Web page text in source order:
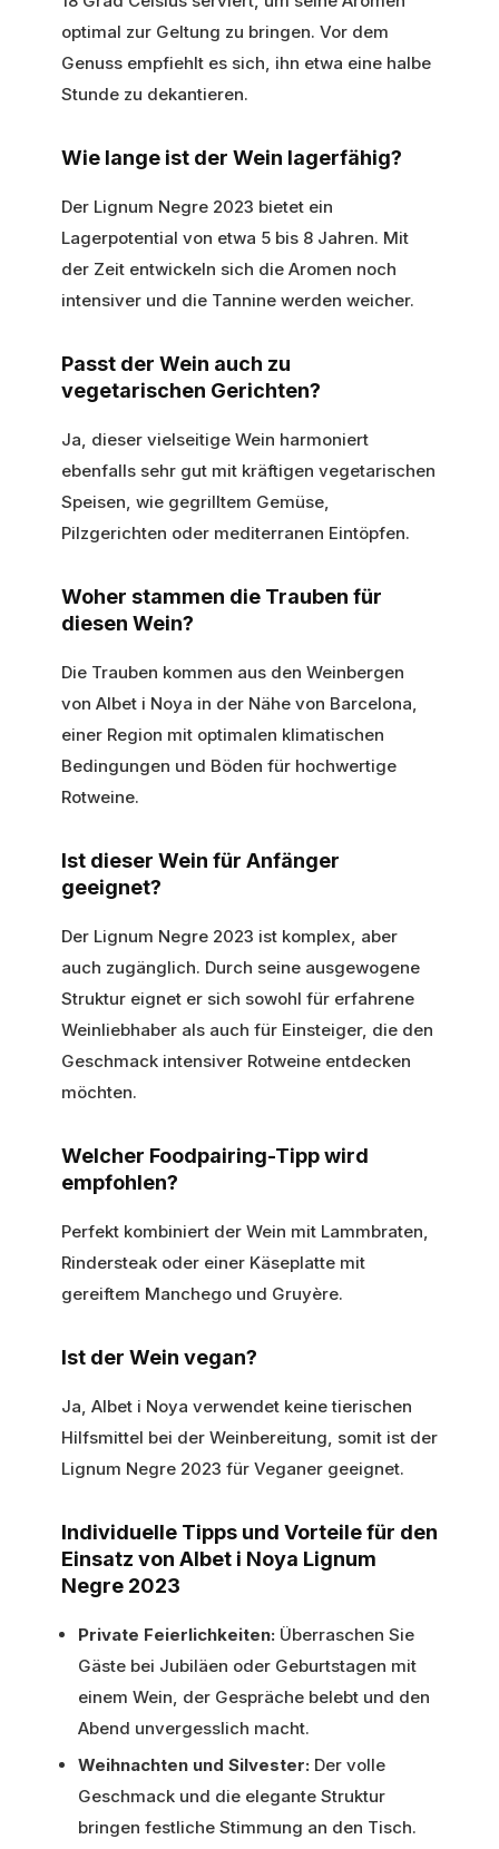
optimal zur Geltung zu bringen. Vor dem
Genuss empfiehlt es sich, ihn etwa eine halbe
Stunde zu dekantieren.
Wie lange ist der Wein lagerfähig?
Der Lignum Negre 2023 bietet ein
Lagerpotential von etwa 5 bis 8 Jahren. Mit
der Zeit entwickeln sich die Aromen noch
intensiver und die Tannine werden weicher.
Passt der Wein auch zu
vegetarischen Gerichten?
Ja, dieser vielseitige Wein harmoniert
ebenfalls sehr gut mit kräftigen vegetarischen
Speisen, wie gegrilltem Gemüse,
Pilzgerichten oder mediterranen Eintöpfen.
Woher stammen die Trauben für
diesen Wein?
Die Trauben kommen aus den Weinbergen
von Albet i Noya in der Nähe von Barcelona,
einer Region mit optimalen klimatischen
Bedingungen und Böden für hochwertige
Rotweine.
Ist dieser Wein für Anfänger
geeignet?
Der Lignum Negre 2023 ist komplex, aber
auch zugänglich. Durch seine ausgewogene
Struktur eignet er sich sowohl für erfahrene
Weinliebhaber als auch für Einsteiger, die den
Geschmack intensiver Rotweine entdecken
möchten.
Welcher Foodpairing-Tipp wird
empfohlen?
Perfekt kombiniert der Wein mit Lammbraten,
Rindersteak oder einer Käseplatte mit
gereiftem Manchego und Gruyère.
Ist der Wein vegan?
Ja, Albet i Noya verwendet keine tierischen
Hilfsmittel bei der Weinbereitung, somit ist der
Lignum Negre 2023 für Veganer geeignet.
Individuelle Tipps und Vorteile für den
Einsatz von Albet i Noya Lignum
Negre 2023
Private Feierlichkeiten: Überraschen Sie
Gäste bei Jubiläen oder Geburtstagen mit
einem Wein, der Gespräche belebt und den
Abend unvergesslich macht.
Weihnachten und Silvester: Der volle
Geschmack und die elegante Struktur
bringen festliche Stimmung an den Tisch.